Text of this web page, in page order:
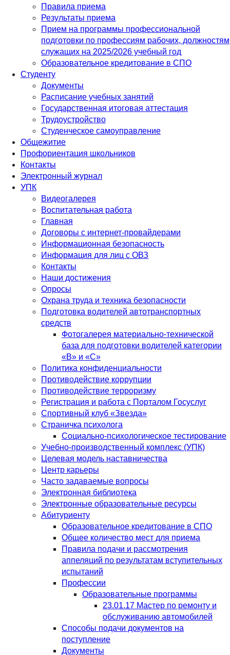
Правила приема
Результаты приема
Прием на программы профессиональной
подготовки по профессиям рабочих, должностям
служащих на 2025/2026 учебный год
Образовательное кредитование в СПО
Студенту
Документы
Расписание учебных занятий
Государственная итоговая аттестация
Трудоустройство
Студенческое самоуправление
Общежитие
Профориентация школьников
Контакты
Электронный журнал
УПК
Видеогалерея
Воспитательная работа
Главная
Договоры с интернет-провайдерами
Информационная безопасность
Информация для лиц с ОВЗ
Контакты
Наши достижения
Опросы
Охрана труда и техника безопасности
Подготовка водителей автотранспортных
средств
Фотогалерея материально-технической
база для подготовки водителей категории
«В» и «С»
Политика конфиденциальности
Противодействие коррупции
Противодействие терроризму
Регистрация и работа с Порталом Госуслуг
Спортивный клуб «Звезда»
Страничка психолога
Социально-психологическое тестирование
Учебно-производственный комплекс (УПК)
Целевая модель наставничества
Центр карьеры
Часто задаваемые вопросы
Электронная библиотека
Электронные образовательные ресурсы
Абитуриенту
Образовательное кредитование в СПО
Общее количество мест для приема
Правила подачи и рассмотрения
аппеляций по результатам вступительных
испытаний
Профессии
Образовательные программы
23.01.17 Мастер по ремонту и
обслуживанию автомобилей
Способы подачи документов на
поступление
Документы